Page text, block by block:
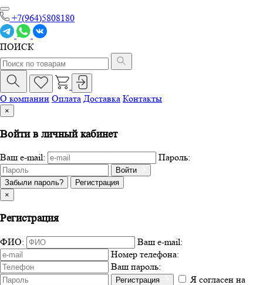
+7(964)5808180
ПОИСК
О компании Оплата Доставка Контакты
×
Войти в личный кабинет
Ваш e-mail: Пароль:
Войти
Забыли пароль?
Регистрация
×
Регистрация
ФИО:
Ваш e-mail:
Номер телефона:
Ваш пароль:
Регистрация
Я согласен на